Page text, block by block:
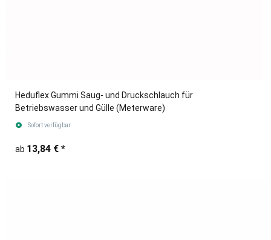
Heduflex Gummi Saug- und Druckschlauch für
Betriebswasser und Gülle (Meterware)
Sofort verfügbar
ab 13,84 € *